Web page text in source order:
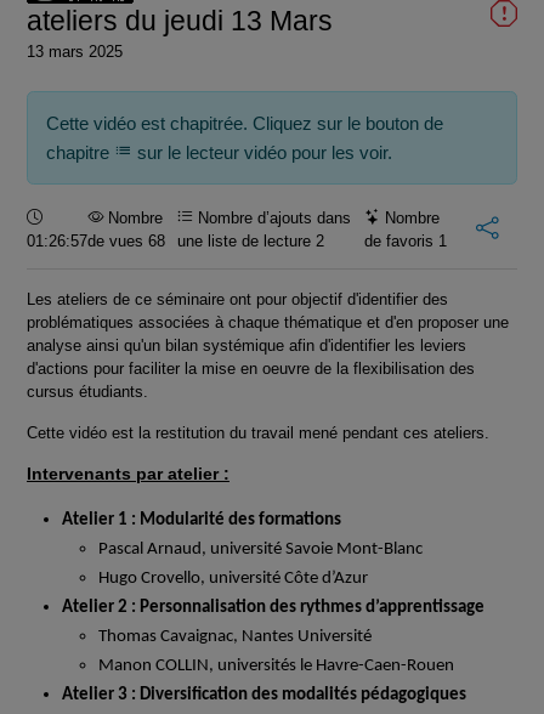
ateliers du jeudi 13 Mars
13 mars 2025
Cette vidéo est chapitrée. Cliquez sur le bouton de
chapitre
sur le lecteur vidéo pour les voir.
Durée :
01:26:57
Nombre
de vues 68
Nombre d’ajouts dans
une liste de lecture 2
Nombre
de favoris 1
Les ateliers de ce séminaire ont pour objectif d'identifier des
problématiques associées à chaque thématique et d'en proposer une
analyse ainsi qu'un bilan systémique afin d'identifier les leviers
d'actions pour faciliter la mise en oeuvre de la flexibilisation des
cursus étudiants.
Cette vidéo est la restitution du travail mené pendant ces ateliers.
Intervenants par atelier :
Atelier 1 : Modularité des formations
Pascal Arnaud, université Savoie Mont-Blanc
Hugo Crovello, université Côte d’Azur
Atelier 2 : Personnalisation des rythmes d’apprentissage
Thomas Cavaignac, Nantes Université
Manon COLLIN, universités le Havre-Caen-Rouen
Atelier 3 : Diversification des modalités pédagogiques